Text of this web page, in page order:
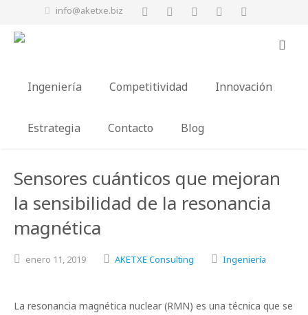
info@aketxe.biz
Ingeniería Competitividad Innovación
Estrategia Contacto Blog
Sensores cuánticos que mejoran
la sensibilidad de la resonancia
magnética
enero 11, 2019 AKETXE Consulting Ingeniería
La resonancia magnética nuclear (RMN) es una técnica que se